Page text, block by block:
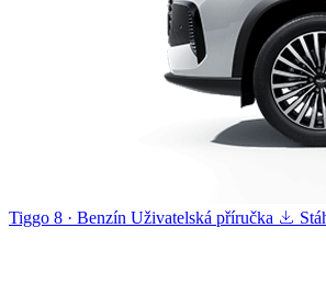
Tiggo 8 · Benzín Uživatelská příručka